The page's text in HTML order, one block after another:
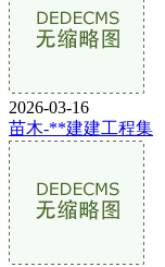
2026-03-16
苗木-**建建工程集